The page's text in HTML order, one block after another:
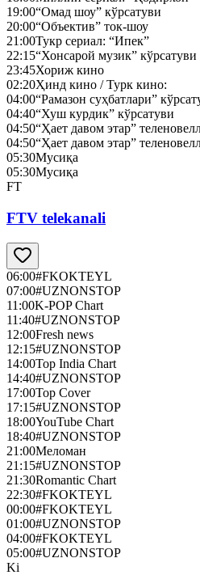
19:00“Омад шоу” кўрсатуви
20:00“Объектив” ток-шоу
21:00Тукр сериал: “Ипек”
22:15“Хонсарой музик” кўрсатуви
23:45Хориж кино
02:20Ҳинд кино / Турк кино:
04:00“Рамазон суҳбатлари”
04:40“Хуш курдик” кўрсатуви
04:50“Ҳает давом этар”
04:50“Ҳает давом этар”
05:30Мусиқа
05:30Мусиқа
FT
FTV telekanali
06:00#FKOKTEYL
07:00#UZNONSTOP
11:00K-POP Chart
11:40#UZNONSTOP
12:00Fresh news
12:15#UZNONSTOP
14:00Top India Chart
14:40#UZNONSTOP
17:00Top Cover
17:15#UZNONSTOP
18:00YouTube Chart
18:40#UZNONSTOP
21:00Меломан
21:15#UZNONSTOP
21:30Romantic Chart
22:30#FKOKTEYL
00:00#FKOKTEYL
01:00#UZNONSTOP
04:00#FKOKTEYL
05:00#UZNONSTOP
Ki